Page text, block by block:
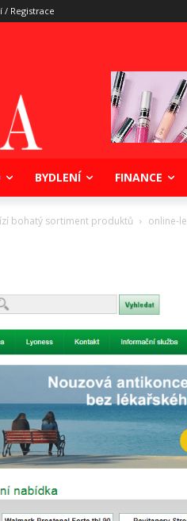
/ Registrace
BYDLENÍ FINANCE
bohatý sortiment produktů online-